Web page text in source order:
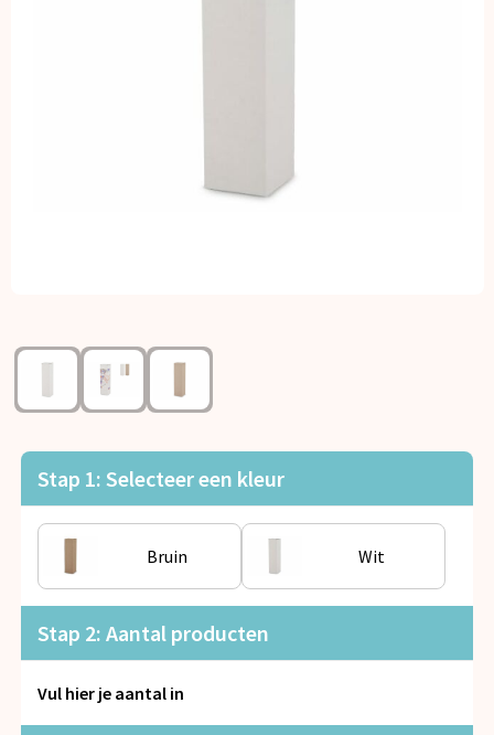
Lampen en Gereedschap
Reisbenodigdheden
Schrijfwaren
Sleutelhangers en Lanyards
Snoepgoed
Spellen voor binnen en buiten
Anti-stress
Stap 1: Selecteer een kleur
Bruin Wit
Stap 2: Aantal producten
Vul hier je aantal in